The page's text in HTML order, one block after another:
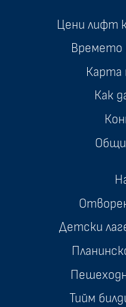
Цени лифт
Времето
Карта
Как
Общи
Детски
Тийм